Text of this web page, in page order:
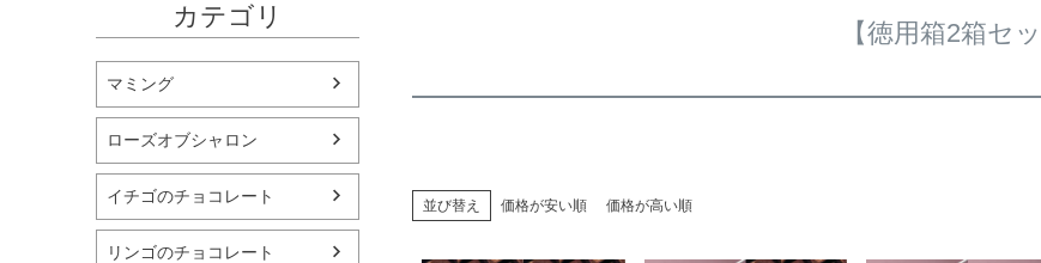
カテゴリ
マミング
ローズオブシャロン
イチゴのチョコレート
リンゴのチョコレート
【徳用箱2箱セッ
並び替え 価格が安い順 価格が高い順